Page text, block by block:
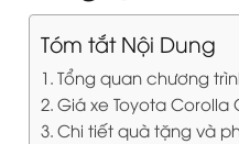
Tóm tắt Nội Dung
Tổng quan chương
Giá xe Toyota Corolla
Chi tiết quà tặng và